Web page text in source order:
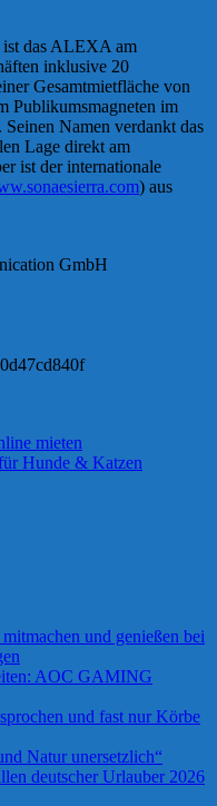
ist das ALEXA am
inklusive 20
Gesamtmietfläche von
Publikumsmagneten im
Namen verdankt das
Lage direkt am
ist der internationale
) aus
GmbH
mieten
Hunde & Katzen
und genießen bei
AOC GAMING
und fast nur Körbe
Natur unersetzlich“
deutscher Urlauber 2026